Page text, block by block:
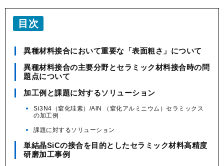
目次
異種材料接合において重要な「表面粗さ」について
異種材料接合の主要分野とセラミック材料接合時の問
題点について
加工例と課題に対するソリューション
Si3N4（窒化珪素）/AlN （窒化アルミニウム）セラミックス
の加工例
課題に対するソリューション
単結晶SiCの接合を目的としたセラミック材料高精度
研磨加工事例